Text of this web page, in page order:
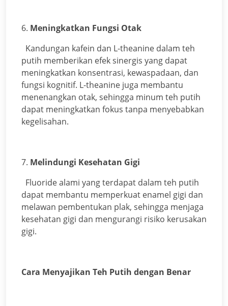
6. Meningkatkan Fungsi Otak
Kandungan kafein dan L-theanine dalam teh
putih memberikan efek sinergis yang dapat
meningkatkan konsentrasi, kewaspadaan, dan
fungsi kognitif. L-theanine juga membantu
menenangkan otak, sehingga minum teh putih
dapat meningkatkan fokus tanpa menyebabkan
kegelisahan.
7. Melindungi Kesehatan Gigi
Fluoride alami yang terdapat dalam teh putih
dapat membantu memperkuat enamel gigi dan
melawan pembentukan plak, sehingga menjaga
kesehatan gigi dan mengurangi risiko kerusakan
gigi.
Cara Menyajikan Teh Putih dengan Benar